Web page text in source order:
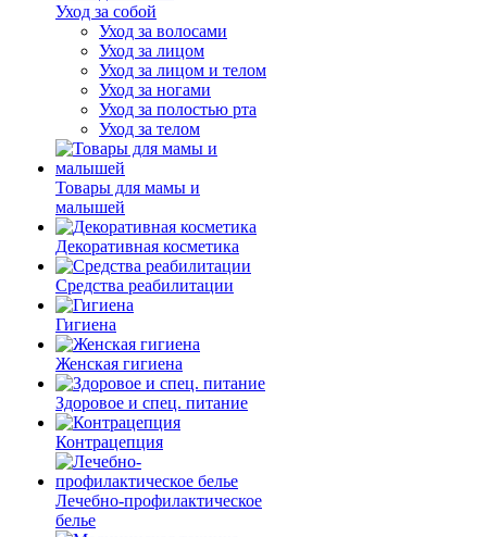
Уход за собой
Уход за волосами
Уход за лицом
Уход за лицом и телом
Уход за ногами
Уход за полостью рта
Уход за телом
Товары для мамы и
малышей
Декоративная косметика
Средства реабилитации
Гигиена
Женская гигиена
Здоровое и спец. питание
Контрацепция
Лечебно-профилактическое
белье